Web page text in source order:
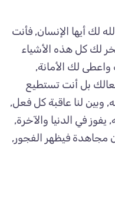
لك أيها الإنسان, فأنت
لك كل هذه الأشياء
لك الأمانة,
بل أنت تستطيع
وبين لنا عاقبة كل فعل,
في الدنيا والآخرة,
مجاهدة فيظهر الفجور,